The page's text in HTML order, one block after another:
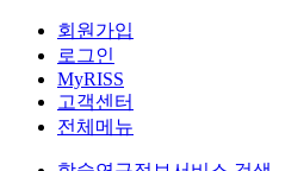
회원가입
로그인
MyRISS
고객센터
전체메뉴